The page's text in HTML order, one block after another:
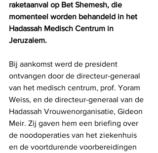
raketaanval op Bet Shemesh, die
momenteel worden behandeld in het
Hadassah Medisch Centrum in
Jeruzalem.
Bij aankomst werd de president
ontvangen door de directeur-generaal
van het medisch centrum, prof. Yoram
Weiss, en de directeur-generaal van de
Hadassah Vrouwenorganisatie, Gideon
Meir. Zij gaven hem een ​​briefing over
de noodoperaties van het ziekenhuis
en de voortdurende voorbereidingen